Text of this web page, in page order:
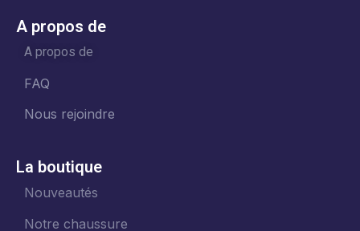
A propos de
A propos de
FAQ
Nous rejoindre
La boutique
Nouveautés
Notre chaussure